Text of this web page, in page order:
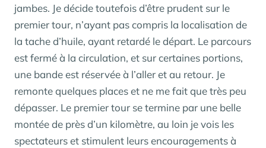
jambes. Je décide toutefois d’être prudent sur le
premier tour, n’ayant pas compris la localisation de
la tache d’huile, ayant retardé le départ. Le parcours
est fermé à la circulation, et sur certaines portions,
une bande est réservée à l’aller et au retour. Je
remonte quelques places et ne me fait que très peu
dépasser. Le premier tour se termine par une belle
montée de près d’un kilomètre, au loin je vois les
spectateurs et stimulent leurs encouragements à